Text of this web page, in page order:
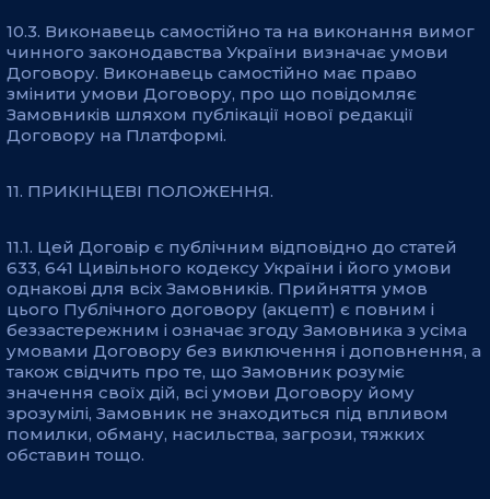
10.3. Виконавець самостійно та на виконання вимог
чинного законодавства України визначає умови
Договору. Виконавець самостійно має право
змінити умови Договору, про що повідомляє
Замовників шляхом публікації нової редакції
Договору на Платформі.
11. ПРИКІНЦЕВІ ПОЛОЖЕННЯ.
11.1. Цей Договір є публічним відповідно до статей
633, 641 Цивільного кодексу України і його умови
однакові для всіх Замовників. Прийняття умов
цього Публічного договору (акцепт) є повним і
беззастережним і означає згоду Замовника з усіма
умовами Договору без виключення і доповнення, а
також свідчить про те, що Замовник розуміє
значення своїх дій, всі умови Договору йому
зрозумілі, Замовник не знаходиться під впливом
помилки, обману, насильства, загрози, тяжких
обставин тощо.